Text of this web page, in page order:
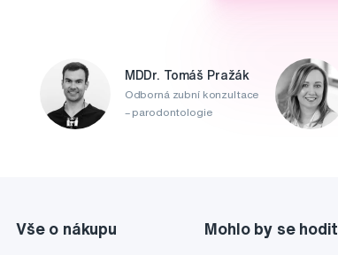
MDDr. Tomáš Pražák
Odborná zubní konzultace
– parodontologie
Vše o nákupu Mohlo by se hodit